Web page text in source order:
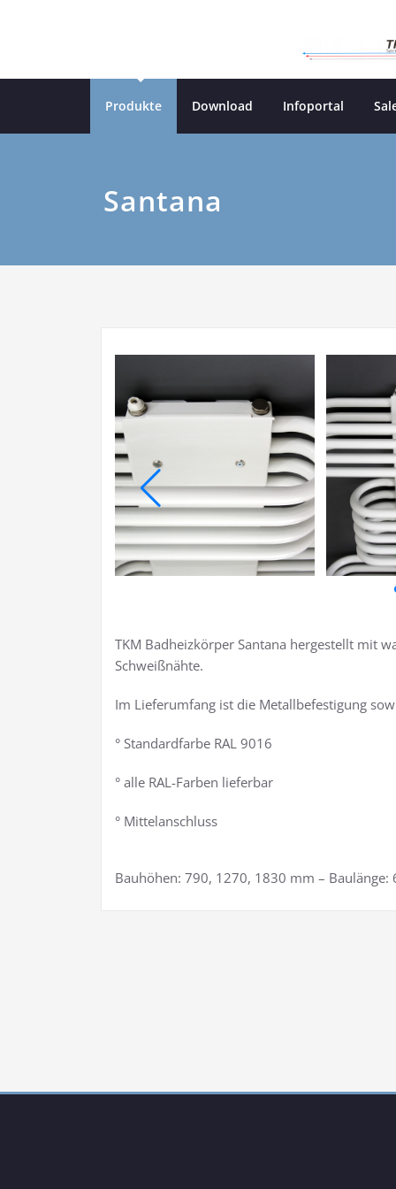
Produkte Download Infoportal
Santana
TKM Badheizkörper Santana hergestellt mit
Schweißnähte.
Im Lieferumfang ist die Metallbefestigung
° Standardfarbe RAL 9016
° alle RAL-Farben lieferbar
° Mittelanschluss
Bauhöhen: 790, 1270, 1830 mm – Baulänge: